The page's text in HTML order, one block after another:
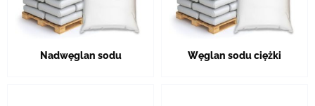
Nadwęglan sodu Węglan sodu ciężki